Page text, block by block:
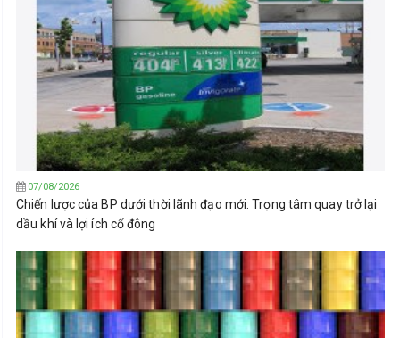
07/08/2026
Chiến lược của BP dưới thời lãnh đạo mới: Trọng tâm quay trở lại
dầu khí và lợi ích cổ đông